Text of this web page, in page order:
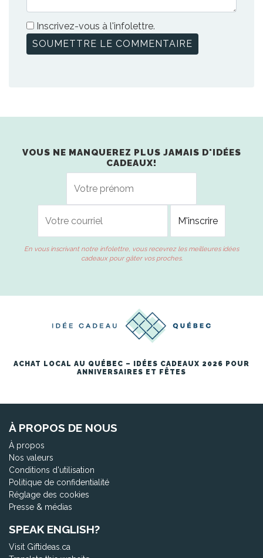
Inscrivez-vous à l'infolettre.
VOUS NE MANQUEREZ PLUS JAMAIS D'IDÉES
CADEAUX!
En vous inscrivant notre infolettre, vous recevrez les meilleures idées
cadeaux pour gâter vos proches.
ACHAT LOCAL AU QUÉBEC – IDÉES CADEAUX 2026 POUR
ANNIVERSAIRES ET FÊTES
À PROPOS DE NOUS
À propos
Nos valeurs
Conditions d'utilisation
Politique de confidentialité
Réglage des cookies
Presse & médias
SPEAK ENGLISH?
Visit Giftideas.ca